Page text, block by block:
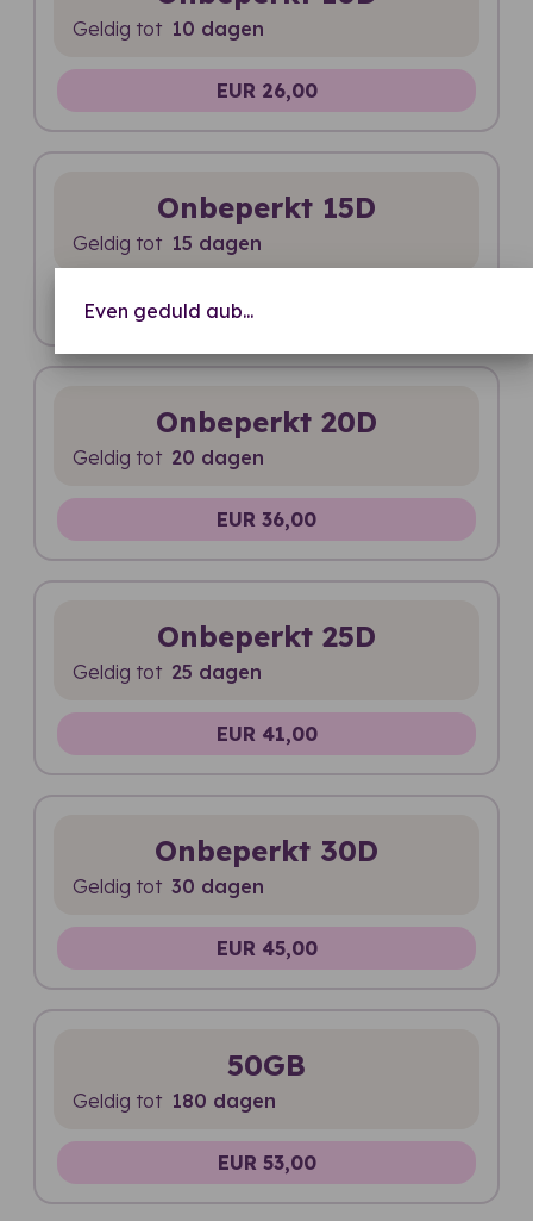
Even geduld aub...
Geldig tot 10 dagen
EUR 26,00
Onbeperkt 15D
Geldig tot 15 dagen
EUR 32,00
Onbeperkt 20D
Geldig tot 20 dagen
EUR 36,00
Onbeperkt 25D
Geldig tot 25 dagen
EUR 41,00
Onbeperkt 30D
Geldig tot 30 dagen
EUR 45,00
50GB
Geldig tot 180 dagen
EUR 53,00